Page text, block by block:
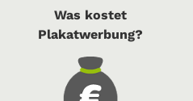
Was kostet
Plakatwerbung?